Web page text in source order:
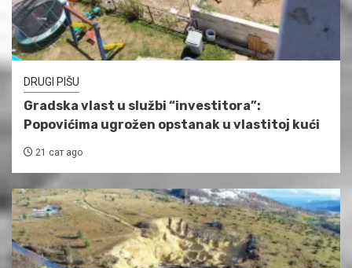
DRUGI PIŠU
Gradska vlast u službi “investitora”:
Popovićima ugrožen opstanak u vlastitoj kući
21 сат ago